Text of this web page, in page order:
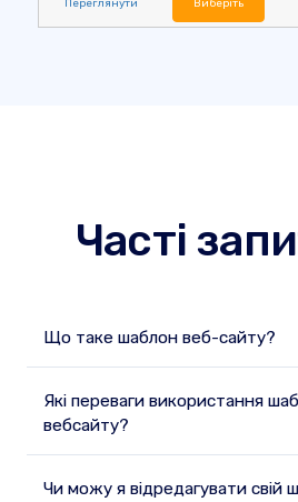
Переглянути Виберіть
Часті
Що таке шаблон веб-сайту?
Які переваги використання
вебсайту?
Чи можу я відредагувати свій